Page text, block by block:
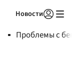
Новости
Проблемы с